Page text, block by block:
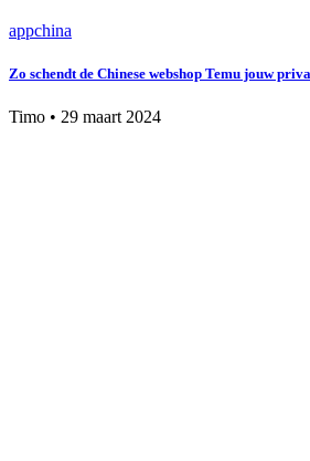
appchina
Zo schendt de Chinese webshop Temu jouw
Timo • 29 maart 2024